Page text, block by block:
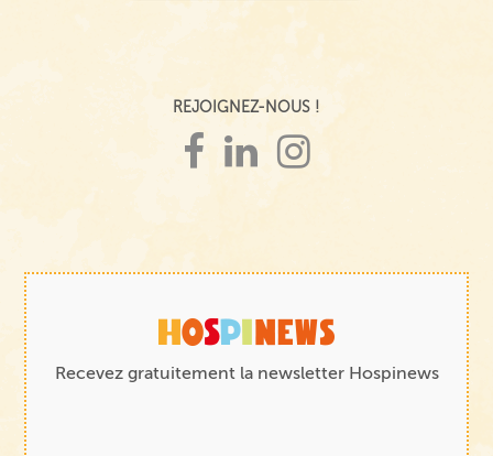
REJOIGNEZ-NOUS !
Recevez gratuitement la newsletter Hospinews